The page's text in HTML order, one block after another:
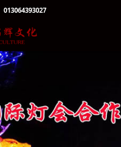
013064393027